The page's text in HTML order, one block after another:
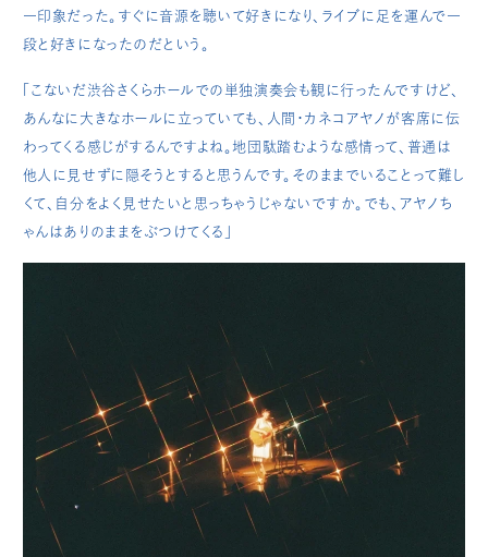
一印象だった。すぐに音源を聴いて好きになり、ライブに足を運んで一
段と好きになったのだという。
「こないだ渋谷さくらホールでの単独演奏会も観に行ったんですけど、
あんなに大きなホールに立っていても、人間・カネコアヤノが客席に伝
わってくる感じがするんですよね。地団駄踏むような感情って、普通は
他人に見せずに隠そうとすると思うんです。そのままでいることって難し
くて、自分をよく見せたいと思っちゃうじゃないですか。でも、アヤノち
ゃんはありのままをぶつけてくる」